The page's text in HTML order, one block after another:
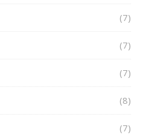
(7)
(7)
(7)
(8)
(7)